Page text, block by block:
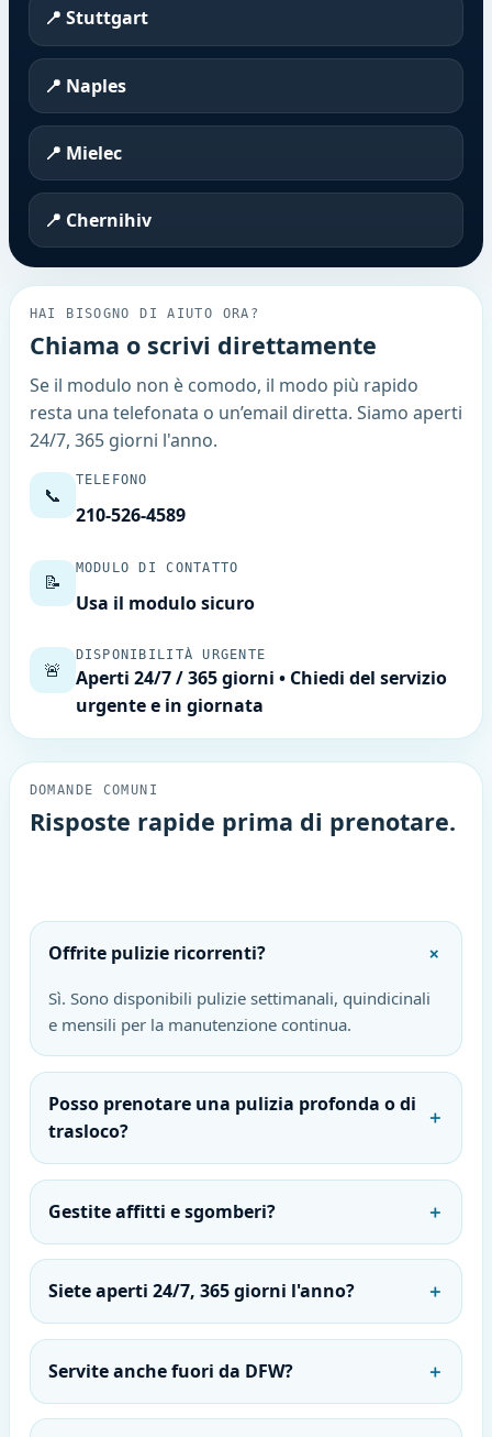
📍 Stuttgart
📍 Naples
📍 Mielec
📍 Chernihiv
HAI BISOGNO DI AIUTO ORA?
Chiama o scrivi direttamente
Se il modulo non è comodo, il modo più rapido
resta una telefonata o un’email diretta. Siamo aperti
24/7, 365 giorni l'anno.
📞
TELEFONO
210-526-4589
📝
MODULO DI CONTATTO
Usa il modulo sicuro
🚨
DISPONIBILITÀ URGENTE
Aperti 24/7 / 365 giorni • Chiedi del servizio
urgente e in giornata
DOMANDE COMUNI
Risposte rapide prima di prenotare.
Offrite pulizie ricorrenti? ＋
Sì. Sono disponibili pulizie settimanali, quindicinali
e mensili per la manutenzione continua.
Posso prenotare una pulizia profonda o di
trasloco?
＋
Gestite affitti e sgomberi? ＋
Siete aperti 24/7, 365 giorni l'anno? ＋
Servite anche fuori da DFW? ＋